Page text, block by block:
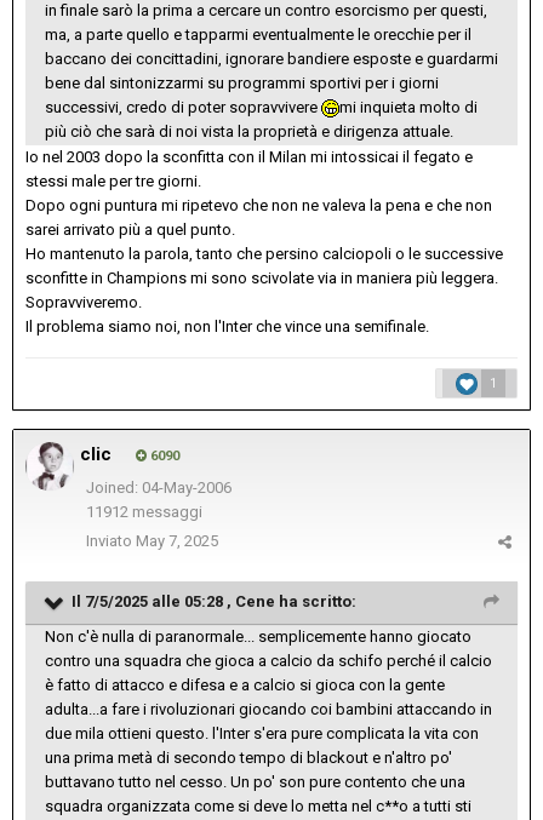
in finale sarò la prima a cercare un contro esorcismo per questi,
ma, a parte quello e tapparmi eventualmente le orecchie per il
baccano dei concittadini, ignorare bandiere esposte e guardarmi
bene dal sintonizzarmi su programmi sportivi per i giorni
successivi, credo di poter sopravvivere
mi inquieta molto di
più ciò che sarà di noi vista la proprietà e dirigenza attuale.
Io nel 2003 dopo la sconfitta con il Milan mi intossicai il fegato e
stessi male per tre giorni.
Dopo ogni puntura mi ripetevo che non ne valeva la pena e che non
sarei arrivato più a quel punto.
Ho mantenuto la parola, tanto che persino calciopoli o le successive
sconfitte in Champions mi sono scivolate via in maniera più leggera.
Sopravviveremo.
Il problema siamo noi, non l'Inter che vince una semifinale.
1
clic 6090
Joined: 04-May-2006
11912 messaggi
Inviato May 7, 2025
Il 7/5/2025 alle 05:28 , Cene ha scritto:
Non c'è nulla di paranormale... semplicemente hanno giocato
contro una squadra che gioca a calcio da schifo perché il calcio
è fatto di attacco e difesa e a calcio si gioca con la gente
adulta...a fare i rivoluzionari giocando coi bambini attaccando in
due mila ottieni questo. l'Inter s'era pure complicata la vita con
una prima metà di secondo tempo di blackout e n'altro po'
buttavano tutto nel cesso. Un po' son pure contento che una
squadra organizzata come si deve lo metta nel c**o a tutti sti